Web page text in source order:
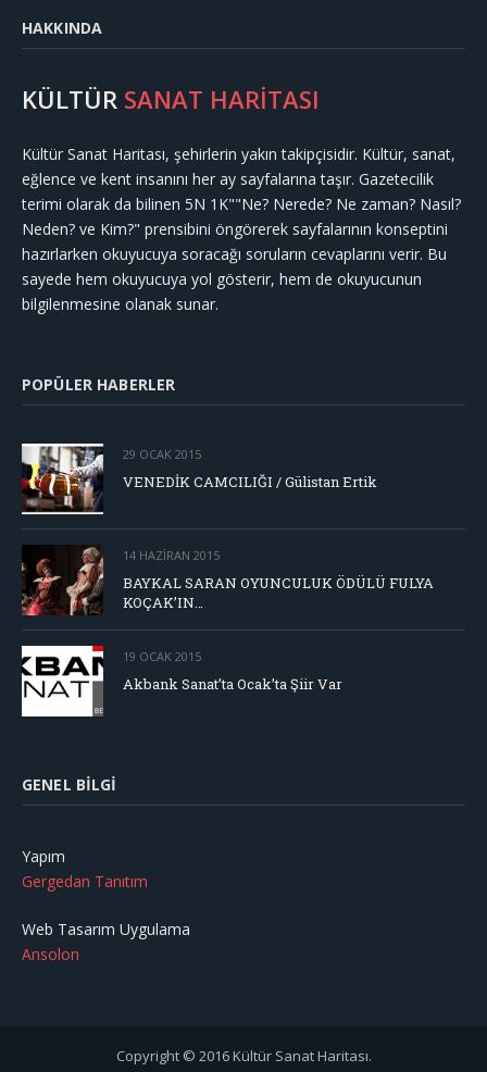
HAKKINDA
KÜLTÜR SANAT HARİTASI
Kültür Sanat Haritası, şehirlerin yakın takipçisidir. Kültür, sanat,
eğlence ve kent insanını her ay sayfalarına taşır. Gazetecilik
terimi olarak da bilinen 5N 1K""Ne? Nerede? Ne zaman? Nasıl?
Neden? ve Kim?" prensibini öngörerek sayfalarının konseptini
hazırlarken okuyucuya soracağı soruların cevaplarını verir. Bu
sayede hem okuyucuya yol gösterir, hem de okuyucunun
bilgilenmesine olanak sunar.
POPÜLER HABERLER
29 OCAK 2015
VENEDİK CAMCILIĞI / Gülistan Ertik
14 HAZIRAN 2015
BAYKAL SARAN OYUNCULUK ÖDÜLÜ FULYA
KOÇAK’IN…
19 OCAK 2015
Akbank Sanat’ta Ocak’ta Şiir Var
GENEL BILGI
Yapım
Gergedan Tanıtım
Web Tasarım Uygulama
Ansolon
Copyright © 2016 Kültür Sanat Haritası.